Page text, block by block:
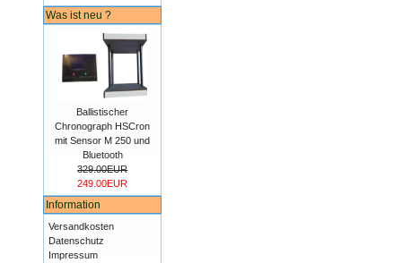
Was ist neu ?
Ballistischer
Chronograph HSCron
mit Sensor M 250 und
Bluetooth
329.00EUR
249.00EUR
Information
Versandkosten
Datenschutz
Impressum